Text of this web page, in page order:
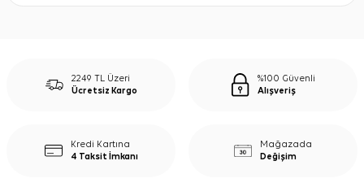
2249 TL Üzeri
Ücretsiz Kargo
%100 Güvenli
Alışveriş
Kredi Kartına
4 Taksit İmkanı
Mağazada
Değişim